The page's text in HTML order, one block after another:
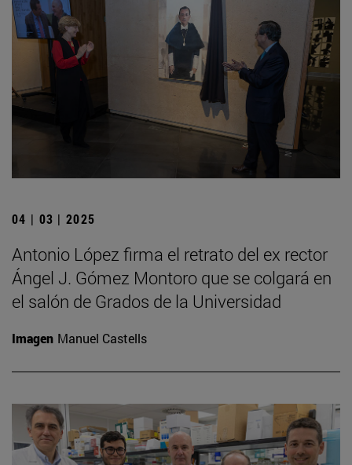
04 | 03 | 2025
Antonio López firma el retrato del ex rector
Ángel J. Gómez Montoro que se colgará en
el salón de Grados de la Universidad
Imagen Manuel Castells